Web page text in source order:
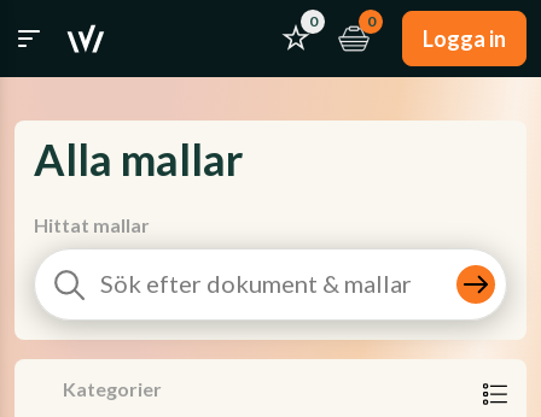
0 0
Logga in
Alla mallar
Hittat mallar
Kategorier